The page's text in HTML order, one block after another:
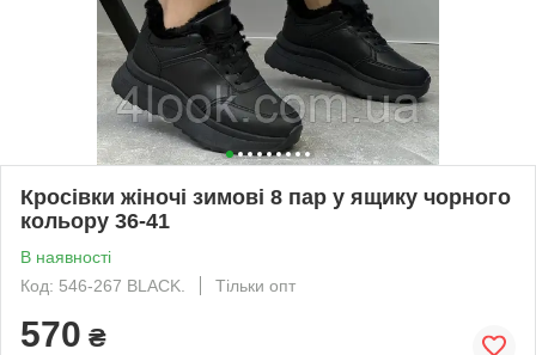
Кросівки жіночі зимові 8 пар у ящику чорного
кольору 36-41
В наявності
Код: 546-267 BLACK.
Тільки опт
570 ₴